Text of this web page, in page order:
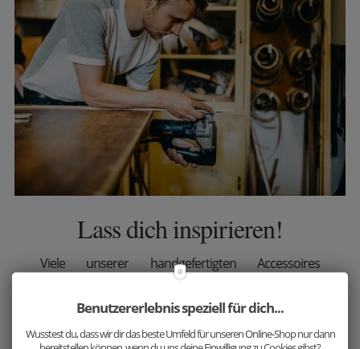
Lass dich inspirieren!
Viele unserer handgefertigten Accessoires
harmonieren aufgrund der ausgewählten,
passenden Holzarten großartig miteinander.
Ergänze jetzt dein Outfit mit unseren einzigartigen
Benutzererlebnis speziell für dich...
Wusstest du, dass wir dir das beste Umfeld für unseren Online-Shop nur dann